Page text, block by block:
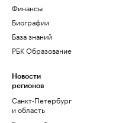
Финансы
Биографии
База знаний
РБК Образование
Новости
регионов
Санкт-Петербург
и область